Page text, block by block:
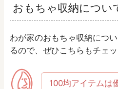
おもちゃ収納につい
わが家のおもちゃ収納につ
るので、ぜひこちらもチェ
100均アイテムは